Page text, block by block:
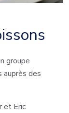
groupe
auprès des
et Eric